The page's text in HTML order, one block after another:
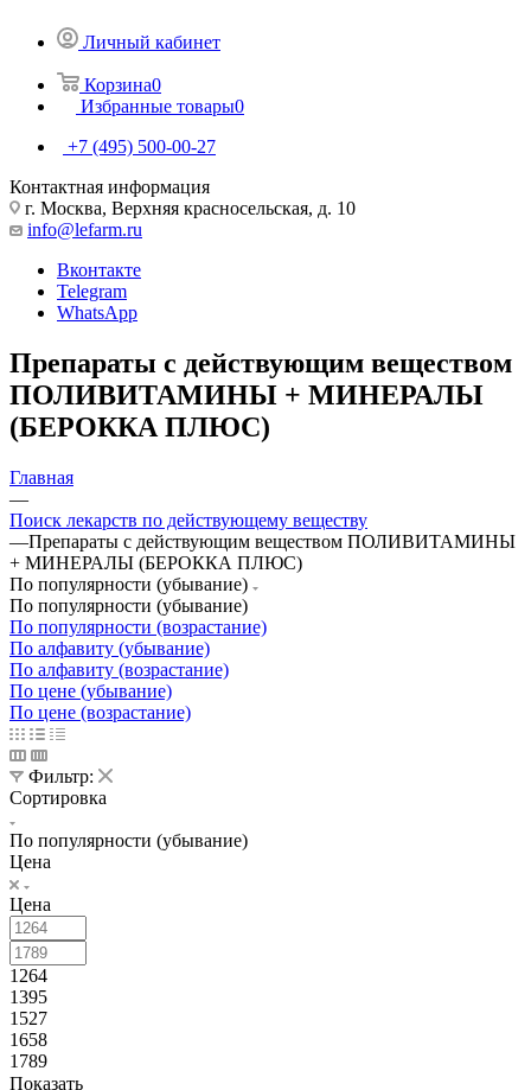
Личный кабинет
Корзина0
Избранные товары0
+7 (495) 500-00-27
Контактная информация
г. Москва, Верхняя красносельская, д. 10
info@lefarm.ru
Вконтакте
Telegram
WhatsApp
Препараты с действующим веществом
ПОЛИВИТАМИНЫ + МИНЕРАЛЫ
(БЕРОККА ПЛЮС)
Главная
—
Поиск лекарств по действующему веществу
—Препараты с действующим веществом ПОЛИВИТАМИНЫ
+ МИНЕРАЛЫ (БЕРОККА ПЛЮС)
По популярности (убывание)
По популярности (убывание)
По популярности (возрастание)
По алфавиту (убывание)
По алфавиту (возрастание)
По цене (убывание)
По цене (возрастание)
Фильтр:
Сортировка
По популярности (убывание)
Цена
Цена
1264
1395
1527
1658
1789
Показать